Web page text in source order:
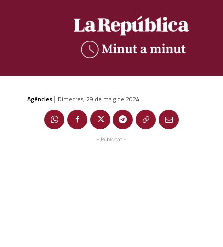
Agències | Dimecres, 29 de maig de 2024
- Publicitat -